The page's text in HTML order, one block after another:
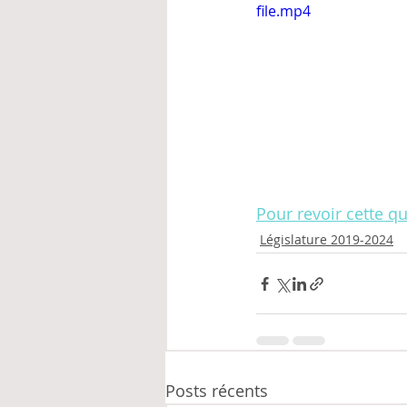
file.mp4
Pour revoir cette
Législature 2019-2024
Posts récents